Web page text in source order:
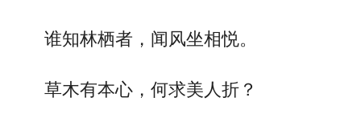
谁知林栖者，闻风坐相悦。
草木有本心，何求美人折？